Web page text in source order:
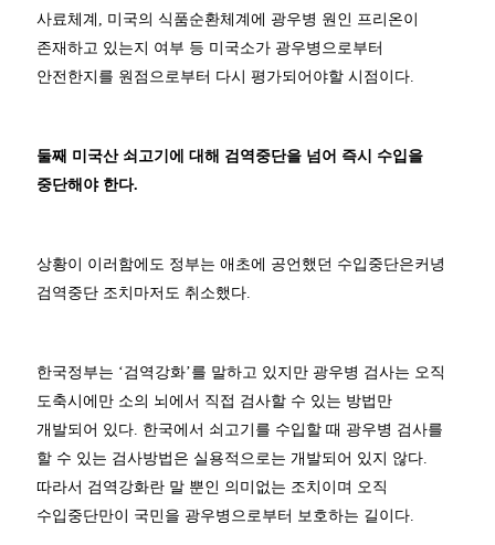
사료체계, 미국의 식품순환체계에 광우병 원인 프리온이
존재하고 있는지 여부 등 미국소가 광우병으로부터
안전한지를 원점으로부터 다시 평가되어야할 시점이다.
둘째 미국산 쇠고기에 대해 검역중단을 넘어 즉시 수입을
중단해야 한다.
상황이 이러함에도 정부는 애초에 공언했던 수입중단은커녕
검역중단 조치마저도 취소했다.
한국정부는 ‘검역강화’를 말하고 있지만 광우병 검사는 오직
도축시에만 소의 뇌에서 직접 검사할 수 있는 방법만
개발되어 있다. 한국에서 쇠고기를 수입할 때 광우병 검사를
할 수 있는 검사방법은 실용적으로는 개발되어 있지 않다.
따라서 검역강화란 말 뿐인 의미없는 조치이며 오직
수입중단만이 국민을 광우병으로부터 보호하는 길이다.